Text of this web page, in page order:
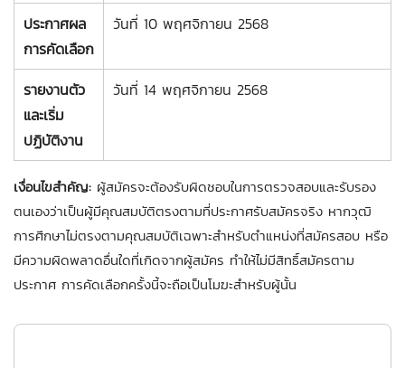
ประกาศผล
การคัดเลือก
วันที่ 10 พฤศจิกายน 2568
รายงานตัว
และเริ่ม
ปฏิบัติงาน
วันที่ 14 พฤศจิกายน 2568
เงื่อนไขสำคัญ: ผู้สมัครจะต้องรับผิดชอบในการตรวจสอบและรับรอง
ตนเองว่าเป็นผู้มีคุณสมบัติตรงตามที่ประกาศรับสมัครจริง หากวุฒิ
การศึกษาไม่ตรงตามคุณสมบัติเฉพาะสำหรับตำแหน่งที่สมัครสอบ หรือ
มีความผิดพลาดอื่นใดที่เกิดจากผู้สมัคร ทำให้ไม่มีสิทธิ์สมัครตาม
ประกาศ การคัดเลือกครั้งนี้จะถือเป็นโมฆะสำหรับผู้นั้น